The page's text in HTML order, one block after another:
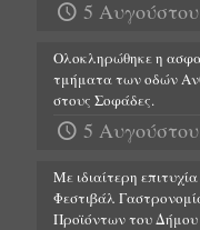
5
Ολοκληρώθηκε η
τμήματα των οδών
στους Σοφάδες.
5
Με ιδιαίτερη
Φεστιβάλ
Προϊόντων του